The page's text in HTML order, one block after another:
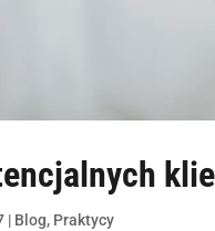
| Blog, Praktycy